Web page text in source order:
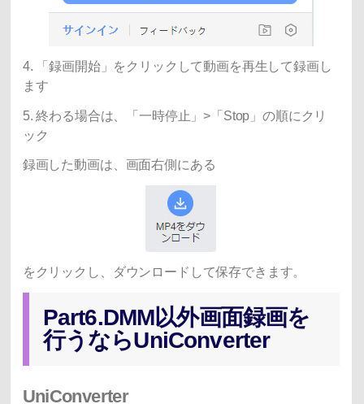
4. 「録画開始」をクリックして動画を再生して録画し
ます
5. 終わる場合は、「一時停止」>「Stop」の順にクリ
ック
録画した動画は、画面右側にある
をクリックし、ダウンロードして保存できます。
Part6.DMM以外画面録画を
行うならUniConverter
UniConverter